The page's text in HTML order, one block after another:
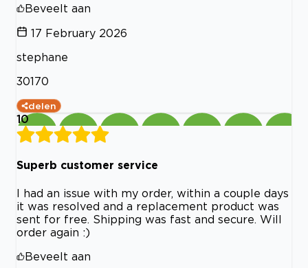
Beveelt aan
17 February 2026
stephane
30170
delen
10
Superb customer service
I had an issue with my order, within a couple days
it was resolved and a replacement product was
sent for free. Shipping was fast and secure. Will
order again :)
Beveelt aan